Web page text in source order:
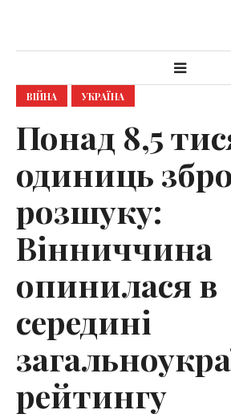
ВІЙНА УКРАЇНА
Понад 8,5
одиниць
розшуку:
Вінниччина
опинилася в
середині
рейтингу